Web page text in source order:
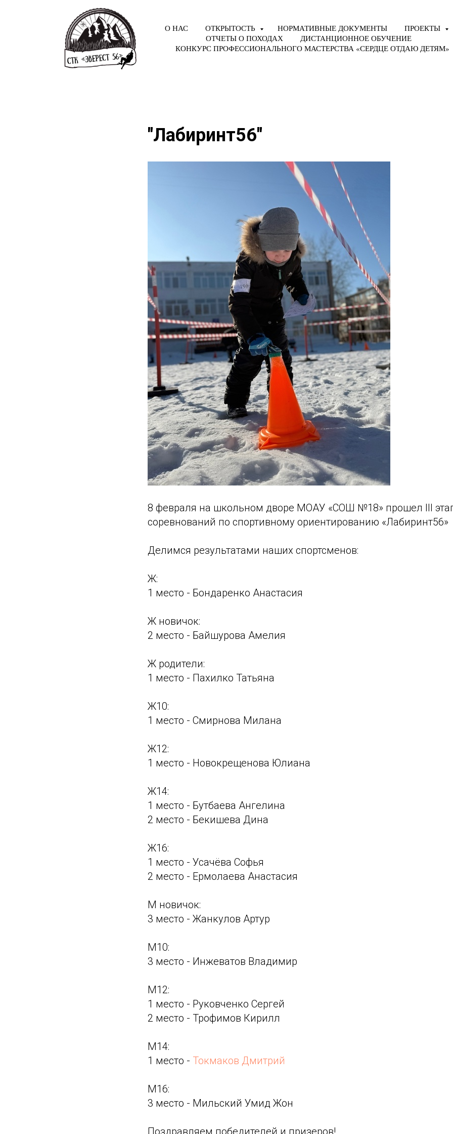
О НАС ОТКРЫТОСТЬ НОРМАТИВНЫЕ ДОКУМЕНТЫ
ПРОЕКТЫ
ОТЧЕТЫ О ПОХОДАХ
ДИСТАНЦИОННОЕ ОБУЧЕНИЕ
КОНКУРС ПРОФЕССИОНАЛЬНОГО МАСТЕРСТВА «СЕРДЦЕ ОТДАЮ ДЕТЯМ»
"Лабиринт56"
8 февраля на школьном дворе МОАУ «СОШ №18» прошел III
соревнований по спортивному ориентированию «Лабиринт56»
Делимся результатами наших спортсменов:
Ж:
1 место - Бондаренко Анастасия
Ж новичок:
2 место - Байшурова Амелия
Ж родители:
1 место - Пахилко Татьяна
Ж10:
1 место - Смирнова Милана
Ж12:
1 место - Новокрещенова Юлиана
Ж14:
1 место - Бутбаева Ангелина
2 место - Бекишева Дина
Ж16:
1 место - Усачёва Софья
2 место - Ермолаева Анастасия
М новичок:
3 место - Жанкулов Артур
М10:
3 место - Инжеватов Владимир
М12:
1 место - Руковченко Сергей
2 место - Трофимов Кирилл
М14:
1 место - Токмаков Дмитрий
М16:
3 место - Мильский Умид Жон
Поздравляем победителей и призеров!